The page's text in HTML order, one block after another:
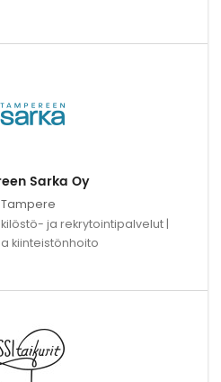
Sarka Oy
Tampere
ja rekrytointipalvelut |
kiinteistönhoito